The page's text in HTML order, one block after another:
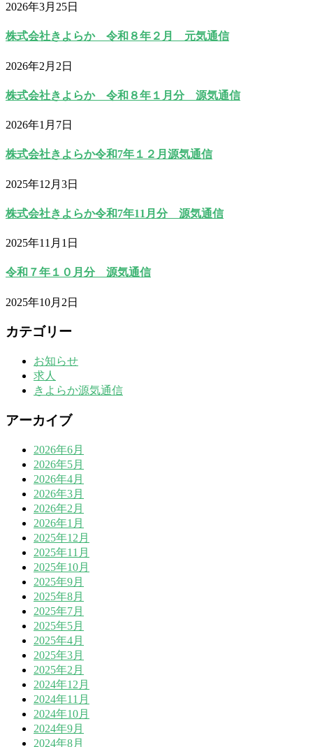
2026年3月25日
株式会社きよらか 令和８年２月 元気通信
2026年2月2日
株式会社きよらか 令和８年１月分 源気通信
2026年1月7日
株式会社きよらか令和7年１２月源気通信
2025年12月3日
株式会社きよらか令和7年11月分 源気通信
2025年11月1日
令和７年１０月分 源気通信
2025年10月2日
カテゴリー
お知らせ
求人
きよらか源気通信
アーカイブ
2026年6月
2026年5月
2026年4月
2026年3月
2026年2月
2026年1月
2025年12月
2025年11月
2025年10月
2025年9月
2025年8月
2025年7月
2025年5月
2025年4月
2025年3月
2025年2月
2024年12月
2024年11月
2024年10月
2024年9月
2024年8月